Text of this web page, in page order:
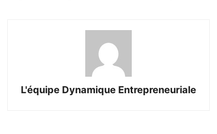
L'équipe Dynamique Entrepreneuriale